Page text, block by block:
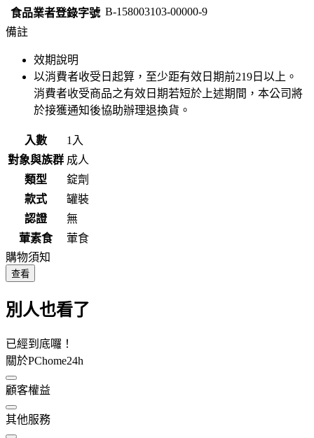
食品業者登錄字號 B-158003103-00000-9
備註
效期說明
以消費者收受日起算，至少距有效日期前219 日以上。
消費者收受商品之有效日期若短於上述期間，本公司將
於接獲通知後協助辦理退換貨。
入數
1入
對象與族群 成人
類型
錠劑
款式
罐裝
認證
無
葷素食
葷食
購物須知
查看
別人也看了
已經到底囉！
關於PChome24h
顧客權益
其他服務